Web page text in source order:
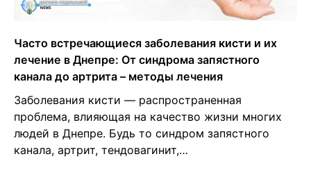
Часто встречающиеся заболевания кисти и их
лечение в Днепре: От синдрома запястного
канала до артрита – методы лечения
Заболевания кисти — распространенная
проблема, влияющая на качество жизни многих
людей в Днепре. Будь то синдром запястного
канала, артрит, тендовагинит,…